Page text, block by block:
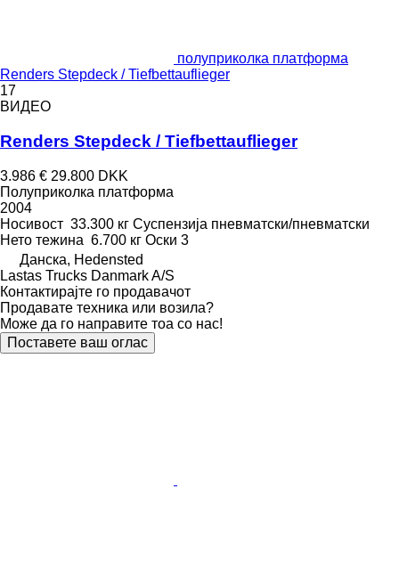
полуприколка платформа
Renders Stepdeck / Tiefbettauflieger
17
ВИДЕО
Renders Stepdeck / Tiefbettauflieger
3.986 € 29.800 DKK
Полуприколка платформа
2004
Носивост 33.300 кг Суспензија пневматски/пневматски
Нето тежина 6.700 кг Оски 3
Данска, Hedensted
Lastas Trucks Danmark A/S
Контактирајте го продавачот
Продавате техника или возила?
Може да го направите тоа со нас!
Поставете ваш оглас